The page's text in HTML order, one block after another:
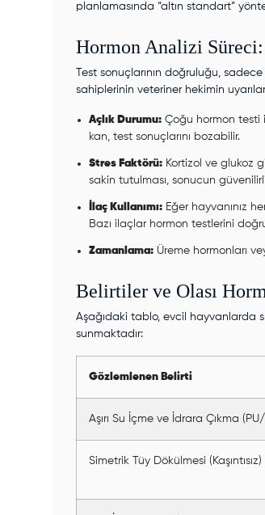
planlamasında “altın standart”
Hormon Analizi
Test sonuçlarının doğruluğu,
sahiplerinin veteriner hekimin
Açlık Durumu: Çoğu hormon testi
kan, test sonuçlarını bozabilir.
Stres Faktörü: Kortizol ve glukoz
sakin tutulması, sonucun
İlaç Kullanımı: Eğer hayvanınız
Bazı ilaçlar hormon testlerini
Zamanlama: Üreme hormonları
Belirtiler ve Olası
Aşağıdaki tablo, evcil hayvanlarda
sunmaktadır:
Gözlemlenen Belirti
Aşırı Su İçme ve İdrara Çıkma
Simetrik Tüy Dökülmesi (Kaşıntısız)